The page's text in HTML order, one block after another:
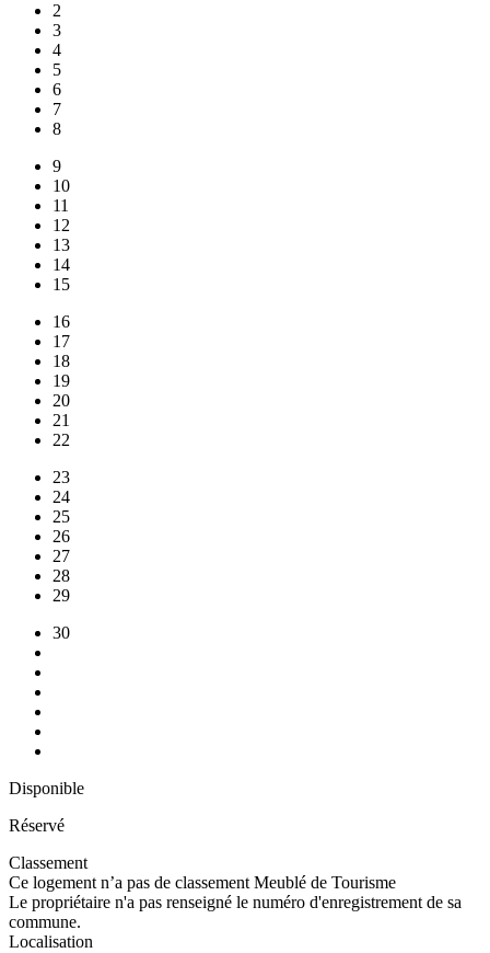
2
3
4
5
6
7
8
9
10
11
12
13
14
15
16
17
18
19
20
21
22
23
24
25
26
27
28
29
30
Disponible
Réservé
Classement
Ce logement n’a pas de classement Meublé de Tourisme
Le propriétaire n'a pas renseigné le numéro d'enregistrement de sa
commune.
Localisation